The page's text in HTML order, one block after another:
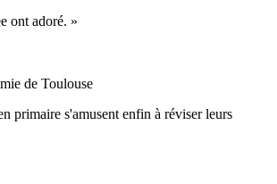
ont adoré. »
de Toulouse
primaire s'amusent enfin à réviser leurs